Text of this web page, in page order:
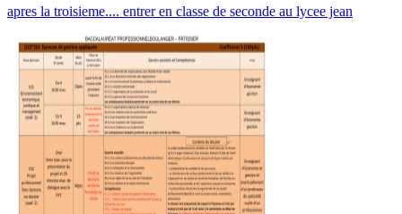
apres la troisieme.... entrer en classe de seconde au lycee jean